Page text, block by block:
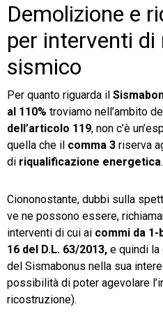
Demolizione e
per interventi
sismico
Per quanto riguarda il
al 110% troviamo nell’ambito
dell’articolo 119, non c’è
quella che il comma 3 riserva
di riqualificazione energetica.
Ciononostante, dubbi sulla
ve ne possono essere,
interventi di cui ai commi da
16 del D.L. 63/2013, e quindi
del Sismabonus nella sua
possibilità di poter agevolare
ricostruzione).